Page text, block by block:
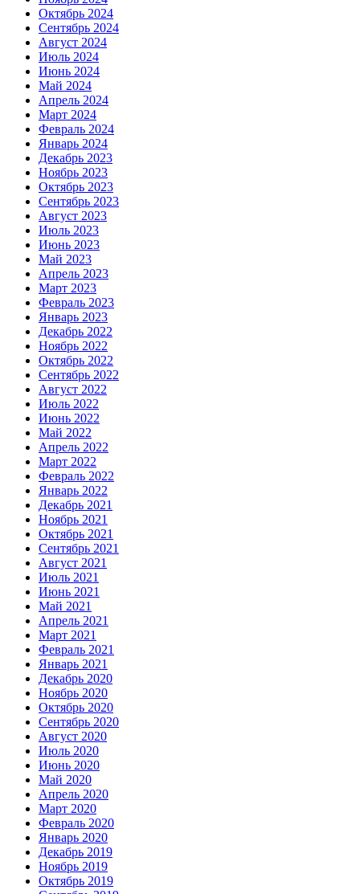
Октябрь 2024
Сентябрь 2024
Август 2024
Июль 2024
Июнь 2024
Май 2024
Апрель 2024
Март 2024
Февраль 2024
Январь 2024
Декабрь 2023
Ноябрь 2023
Октябрь 2023
Сентябрь 2023
Август 2023
Июль 2023
Июнь 2023
Май 2023
Апрель 2023
Март 2023
Февраль 2023
Январь 2023
Декабрь 2022
Ноябрь 2022
Октябрь 2022
Сентябрь 2022
Август 2022
Июль 2022
Июнь 2022
Май 2022
Апрель 2022
Март 2022
Февраль 2022
Январь 2022
Декабрь 2021
Ноябрь 2021
Октябрь 2021
Сентябрь 2021
Август 2021
Июль 2021
Июнь 2021
Май 2021
Апрель 2021
Март 2021
Февраль 2021
Январь 2021
Декабрь 2020
Ноябрь 2020
Октябрь 2020
Сентябрь 2020
Август 2020
Июль 2020
Июнь 2020
Май 2020
Апрель 2020
Март 2020
Февраль 2020
Январь 2020
Декабрь 2019
Ноябрь 2019
Октябрь 2019